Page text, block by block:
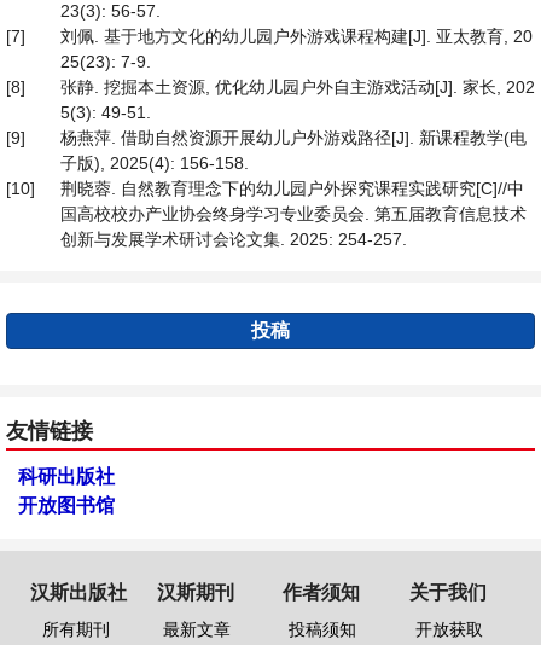
23(3): 56-57.
[7]
刘佩. 基于地方文化的幼儿园户外游戏课程构建[J]. 亚太教育, 20
25(23): 7-9.
[8]
张静. 挖掘本土资源, 优化幼儿园户外自主游戏活动[J]. 家长, 202
5(3): 49-51.
[9]
杨燕萍. 借助自然资源开展幼儿户外游戏路径[J]. 新课程教学(电
子版), 2025(4): 156-158.
[10]
荆晓蓉. 自然教育理念下的幼儿园户外探究课程实践研究[C]//中
国高校校办产业协会终身学习专业委员会. 第五届教育信息技术
创新与发展学术研讨会论文集. 2025: 254-257.
投稿
友情链接
科研出版社
开放图书馆
汉斯出版社
所有期刊
汉斯期刊
最新文章
作者须知
投稿须知
关于我们
开放获取